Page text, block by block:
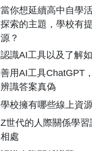
當你想延續高中自學
探索的主題，學校有
源？
認識AI工具以及了解
善用AI工具ChatGPT
辨識答案真偽
學校擁有哪些線上資
Z世代的人際關係學
相處